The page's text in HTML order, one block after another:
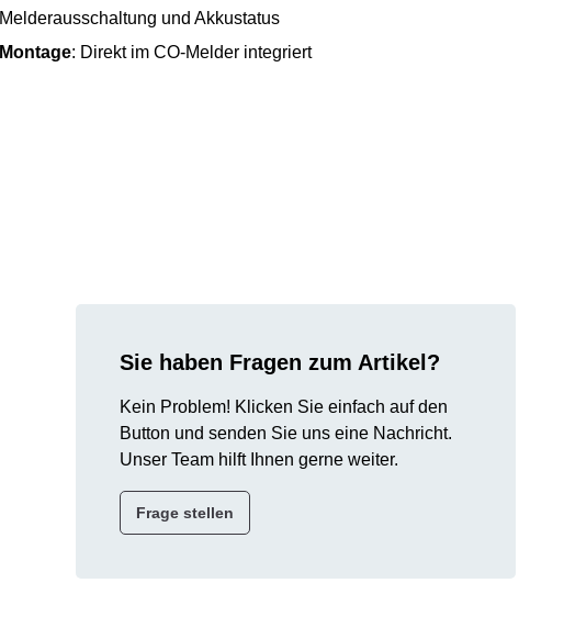
Melderausschaltung und Akkustatus
Montage: Direkt im CO-Melder integriert
Sie haben Fragen zum Artikel?
Kein Problem! Klicken Sie einfach auf den
Button und senden Sie uns eine Nachricht.
Unser Team hilft Ihnen gerne weiter.
Frage stellen